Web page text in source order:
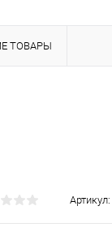
ТОВАРЫ
Артикул: